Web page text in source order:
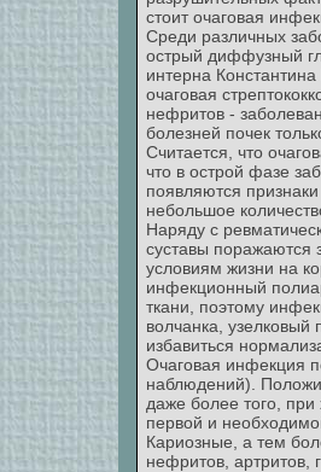
стоит очаговая
Среди различных
острый диффузный
интерна
очаговая
нефритов -
болезней почек
Считается, что
что в острой фазе
появляются
небольшое
Наряду с
суставы поражаются
условиям жизни на
инфекционный
ткани, поэтому
волчанка, узелковый
избавиться
Очаговая инфекция
наблюдений).
даже более того,
первой и
Кариозные, а тем
нефритов, артритов,